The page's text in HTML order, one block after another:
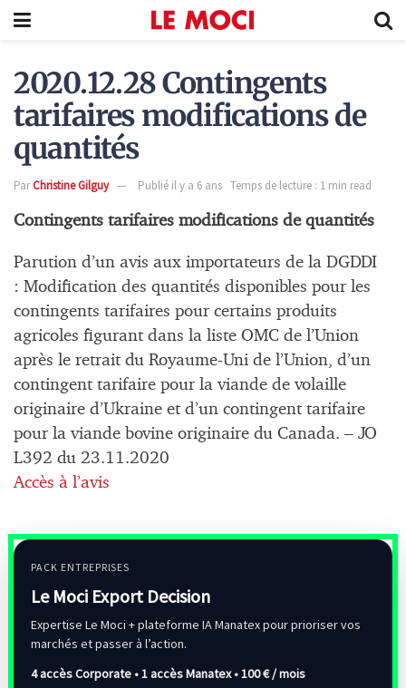
2020.12.28 Contingents
tarifaires modifications de
quantités
ParChristine Gilguy Publié il y a 6 ans Temps de lecture : 1 min read
Contingents tarifaires modifications de quantités
Parution d’un avis aux importateurs de la DGDDI
: Modification des quantités disponibles pour les
contingents tarifaires pour certains produits
agricoles figurant dans la liste OMC de l’Union
après le retrait du Royaume-Uni de l’Union, d’un
contingent tarifaire pour la viande de volaille
originaire d’Ukraine et d’un contingent tarifaire
pour la viande bovine originaire du Canada. – JO
L392 du 23.11.2020
Accès à l’avis
PACK ENTREPRISES
Le Moci Export Decision
Expertise Le Moci + plateforme IA Manatex pour prioriser vos
marchés et passer à l’action.
4 accès Corporate • 1 accès Manatex •100 € / mois